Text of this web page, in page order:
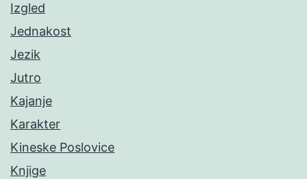
Izgled
Jednakost
Jezik
Jutro
Kajanje
Karakter
Kineske Poslovice
Knjige